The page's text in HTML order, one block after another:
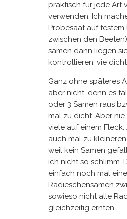
praktisch für jede Art
verwenden. Ich
Probesaat auf
zwischen den
samen dann liegen
kontrollieren, vie
Ganz ohne späteres
aber nicht, denn es
oder 3 Samen raus
mal zu dicht. Aber
viele auf einem
auch mal zu
weil kein Samen
ich nicht so schlimm.
einfach noch mal
Radieschensamen
sowieso nicht alle
gleichzeitig ernten.